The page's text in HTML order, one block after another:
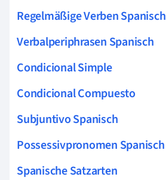
Regelmäßige Verben Spanisch
Verbalperiphrasen Spanisch
Condicional Simple
Condicional Compuesto
Subjuntivo Spanisch
Possessivpronomen Spanisch
Spanische Satzarten